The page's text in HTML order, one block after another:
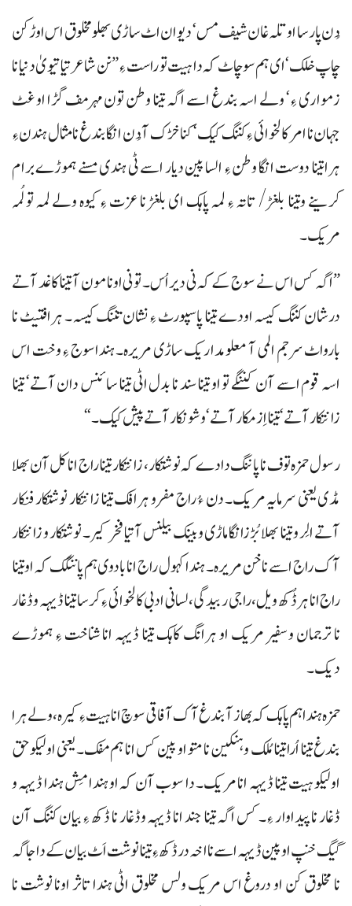
دُن پارسا او تلہ غان شیف مس‘ دیوان اٹ ساڑی بھلو مخلوق اس اوڑکن
چاپ خلک‘ ای ہم سوچاٹ کہ دا ہیت تو راست ءِ ”نن شاعر تیا تیویٰ دنیا نا
زمواری ءِ‘ ولے اسہ بندغ اسے اگہ تینا وطن تون مہر مف گڑا او غٹ
جہان نا امر کالخوائی ءِ کننگ کیک‘ کنا خڑک آ دُن انگا بندغ نا مثال ہندن ءِ
ہرا تینا دوست انگا وطن ءِ السا پین دیار اسے ٹی ہندی مسنے ہموڑے برام
کرینے وتینا بلغڑ/ تاتہ ءِ لمہ پاہک ای بلغڑ نا عزت ءِ کیوہ ولے لمہ تو لُمہ
مریک۔
”اگہ کس اس نے سوج کے کہ نی دیر اُس۔ تو نی اونا مون آ تینا کاغد آتے
درشان کننگ کیسہ اودے تینا پاسپورٹ ءِ نشان تننگ کیسہ۔ ہرافتیٹ نا
بارواٹ سرجم المی آ معلومداریک ساڑی مریرہ۔ ہنداسوج ءِ وخت اس
اسہ قوم اسے آن کننگے تو او تینا سند نا بدل اٹی تینا سائنس دان آتے‘ تینا
زانتکار آتے‘ تینا اِزمکار آتے‘ و شونکار آتے پیش کیک۔“
رسول حمزہ توف نا پاننگ دادے کہ نوشتکار، زانتکار تینا راج انا کل آن بھلا
مڈی یعنی سرمایہ مریک۔ دن ءُ راج مفرو ہرافک تینا زانتکار نوشتکار فنکار
آتے الِر و تینا بھلا بُڑزانگا ماڑی و بینک بیلنس آتیا فخر کیر۔ نوشتکار و زانتکار
آک راج اسے نا خن مریرہ۔ ہندا کہول راج انا بادوی ہم پاننگک کہ اوتینا
راج انا ہر ڈُکھ ویل، راجی ربیدگی، لسانی ادبی کالخوائی ءِ کرسا تینا ڈیہہ وڈغار
نا ترجمان وسفیر مریک او ہرانگ کاہک تینا ڈیہہ انا شناخت ءِ ہموڑے
دیک۔
حمزہ ہندا ہم پاہک کہ بھاز آ بندغ آک آفاقی سوچ انا ہیت ءِ کیرہ، ولے ہرا
بندغ تینا اُرا تینا مُلک و ہنکین نا متو او پین کس انا ہم مفک۔ یعنی اولیکو حق
اولیکو ہیت تینا ڈیہہ انا مریک۔ دا سوب آن کہ او ہندا مِش ہندا ڈیہہ و
ڈغار نا پیداوار ءِ۔ کس اگہ تینا جند انا ڈیہہ وڈغار نا ڈکھ ءِ بیان کننگ آن
گیگ خنپ او پین ڈیہہ اسے نا اخہ در ڈکھ ءِ تینا نوشت اَٹ بیان کے دا جاگہ
نا مخلوق کن او دروغ اس مریک ولس مخلوق اٹی ہندا تاثر اونا نوشت نا